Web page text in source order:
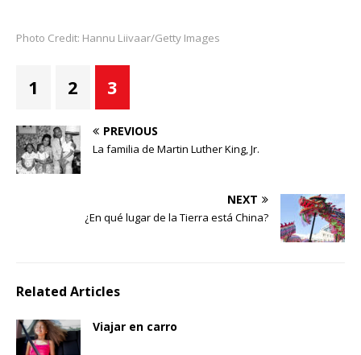
Photo Credit: Hannu Liivaar/Getty Images
1 2 3
PREVIOUS
La familia de Martin Luther King, Jr.
NEXT
¿En qué lugar de la Tierra está China?
Related Articles
Viajar en carro